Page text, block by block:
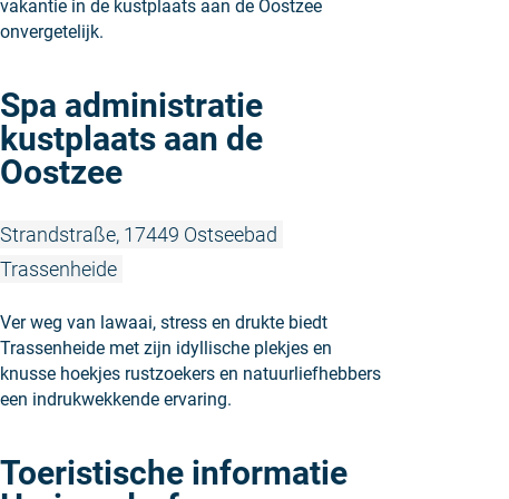
vakantie in de kustplaats aan de Oostzee
onvergetelijk.
Spa administratie
kustplaats aan de
Oostzee
Strandstraße, 17449 Ostseebad
Trassenheide
Ver weg van lawaai, stress en drukte biedt
Trassenheide met zijn idyllische plekjes en
knusse hoekjes rustzoekers en natuurliefhebbers
een indrukwekkende ervaring.
Toeristische informatie